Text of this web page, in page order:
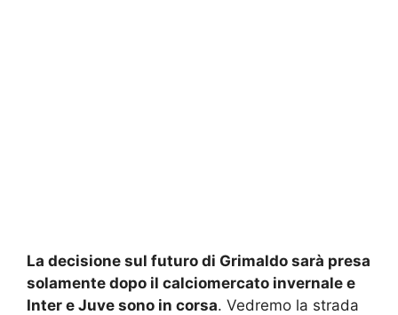
La decisione sul futuro di Grimaldo sarà presa
solamente dopo il calciomercato invernale e
Inter e Juve sono in corsa. Vedremo la strada